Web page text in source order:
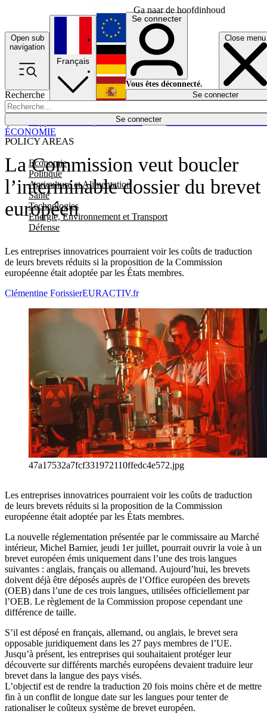
Ga naar de hoofdinhoud
Open sub
navigation
Close menu
Recherche
Se connecter
POLICY AREAS
Economie
Politique
Agriculture et Alimentation
Santé
Technologies
Energie, Environnement et Transport
Défense
Économie
Français
English
Deutsch
Español
Se connecter
Vous êtes déconnecté.
Se connecter
La Commission veut boucler
l’interminable dossier du brevet
européen
Les entreprises innovatrices pourraient voir les coûts de traduction
de leurs brevets réduits si la proposition de la Commission
européenne était adoptée par les États membres.
ÉCONOMIE
Clémentine ForissierEURACTIV.fr
47a17532a7fcf331972110ffedc4e572.jpg
Les entreprises innovatrices pourraient voir les coûts de traduction
de leurs brevets réduits si la proposition de la Commission
européenne était adoptée par les États membres.
La nouvelle réglementation présentée par le commissaire au Marché
intérieur, Michel Barnier, jeudi 1er juillet, pourrait ouvrir la voie à un
brevet européen émis uniquement dans l’une des trois langues
suivantes : anglais, français ou allemand. Aujourd’hui, les brevets
doivent déjà être déposés auprès de l’Office européen des brevets
(OEB) dans l’une de ces trois langues, utilisées officiellement par
l’OEB. Le règlement de la Commission propose cependant une
différence de taille.
S’il est déposé en français, allemand, ou anglais, le brevet sera
opposable juridiquement dans les 27 pays membres de l’UE.
Jusqu’à présent, les entreprises qui souhaitaient protéger leur
découverte sur différents marchés européens devaient traduire leur
brevet dans la langue des pays visés.
L’objectif est de rendre la traduction 20 fois moins chère et de mettre
fin à un conflit de longue date sur les langues pour tenter de
rationaliser le coûteux système de brevet européen.